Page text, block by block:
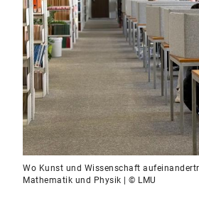
Wo Kunst und Wissenschaft
Mathematik und Physik | © LMU